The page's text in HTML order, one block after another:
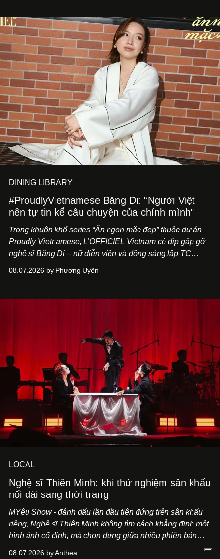
trình trở thành một producer thực thụ.
DINING LIBRARY
#ProudlyVietnamese Băng Di: “Người Việt
nên tự tin kể câu chuyện của chính mình"
Trong khuôn khổ series “Ăn ngon mặc đẹp” thuộc dự án
Proudly Vietnamese, L’OFFICIEL Vietnam có dịp gặp gỡ
nghệ sĩ Băng Di – nữ diễn viên và đồng sáng lập TC
Kitchen Bar và SALEM tại TP.HCM.
08.07.2026 by Phương Uyên
LOCAL
Nghệ sĩ Thiên Minh: khi thử nghiệm sân khấu
nối dài sang thời trang
MYêu Show - đánh dấu lần đầu tiên đứng trên sân khấu
riêng, Nghệ sĩ Thiên Minh không tìm cách khẳng định một
hình ảnh cố định, mà chọn đứng giữa nhiều phiên bản
08.07.2026 by Anthea